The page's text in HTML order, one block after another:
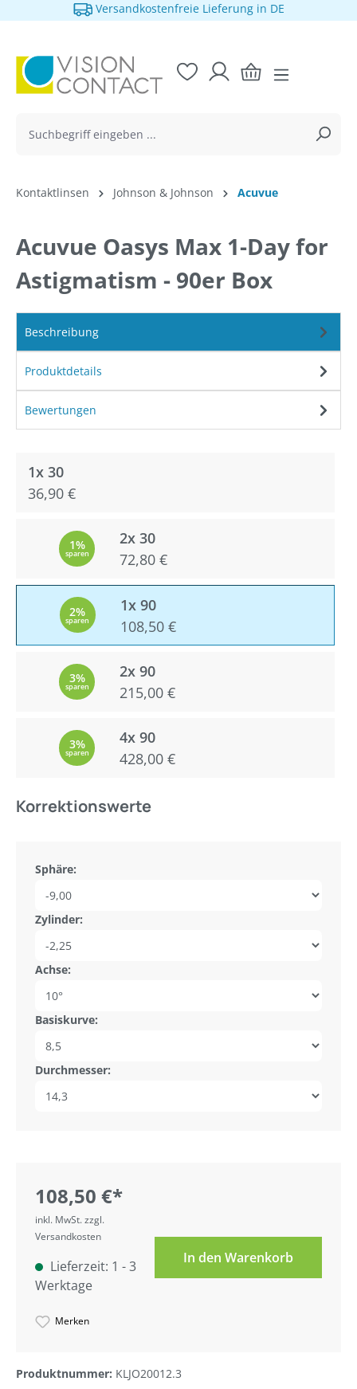
springen
Versandkostenfreie Lieferung in DE
Kontaktlinsen Johnson & Johnson Acuvue
Acuvue Oasys Max 1-Day for
Astigmatism - 90er Box
Beschreibung
Produktdetails
Bewertungen
1x 30
36,90 €
1%
sparen
2x 30
72,80 €
2%
sparen
1x 90
108,50 €
3%
sparen
2x 90
215,00 €
3%
sparen
4x 90
428,00 €
Korrektionswerte
Sphäre:
Zylinder:
Achse:
Basiskurve:
Durchmesser:
108,50 €*
inkl. MwSt. zzgl.
Versandkosten
Lieferzeit: 1 - 3
Werktage
Merken
In den Warenkorb
Produktnummer: KLJO20012.3